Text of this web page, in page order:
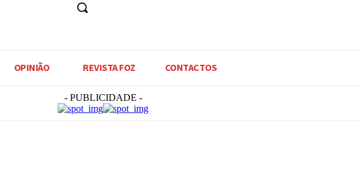
OPINIÃO REVISTA FOZ CONTACTOS
- PUBLICIDADE -